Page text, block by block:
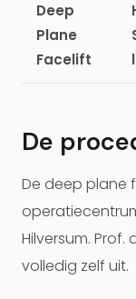
Deep
Plane
Facelift
De
De deep plane
Hilversum. Prof.
volledig zelf uit.